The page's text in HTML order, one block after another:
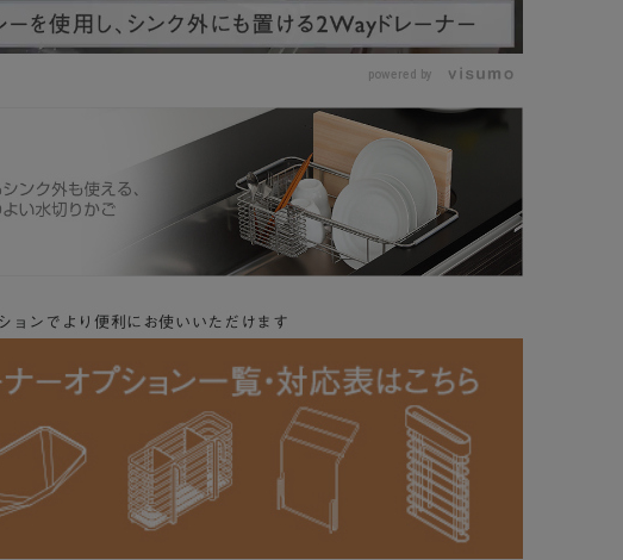
/
L
o
a
0
%
powered by
ョンでより便利にお使いいただけます